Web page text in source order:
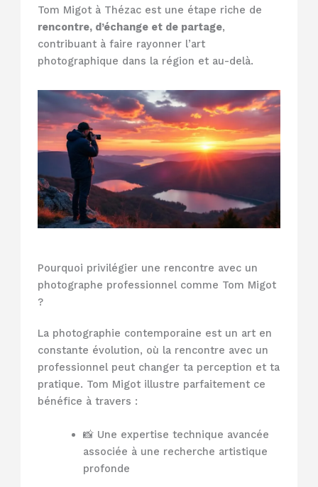
Tom Migot à Thézac est une étape riche de
rencontre, d’échange et de partage,
contribuant à faire rayonner l’art
photographique dans la région et au-delà.
Pourquoi privilégier une rencontre avec un
photographe professionnel comme Tom Migot
?
La photographie contemporaine est un art en
constante évolution, où la rencontre avec un
professionnel peut changer ta perception et ta
pratique. Tom Migot illustre parfaitement ce
bénéfice à travers :
📸 Une expertise technique avancée
associée à une recherche artistique
profonde